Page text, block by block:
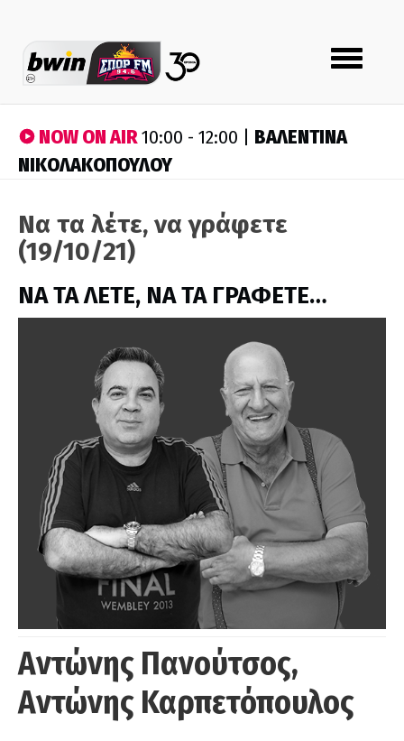
Toggle
navigation
NOW ON AIR10:00 - 12:00 | ΒΑΛΕΝΤΙΝΑ
ΝΙΚΟΛΑΚΟΠΟΥΛΟΥ
Να τα λέτε, να γράφετε
(19/10/21)
ΝΑ ΤΑ ΛΕΤΕ, ΝΑ ΤΑ ΓΡΑΦΕΤΕ…
Αντώνης Πανούτσος,
Αντώνης Καρπετόπουλος